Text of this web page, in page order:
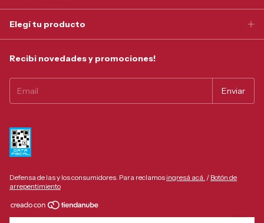
Elegí tu producto
Recibi novedades y promociones!
Defensa de las y los consumidores. Para reclamos ingresá acá. / Botón de
arrepentimiento
Copyright Tonel Privado - 30550059998 - 2026. Todos los derechos